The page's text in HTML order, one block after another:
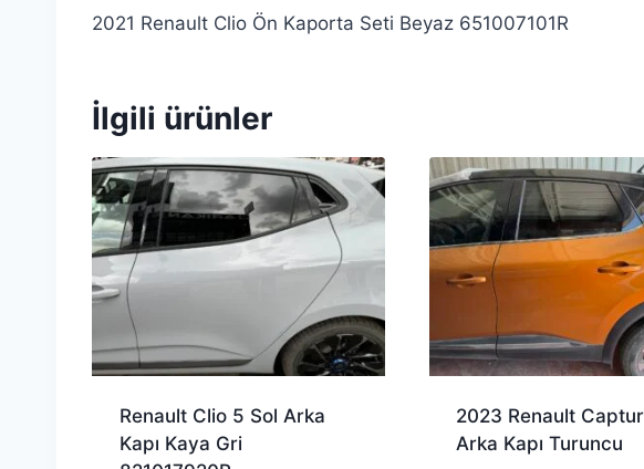
2021 Renault Clio Ön Kaporta Seti Beyaz 651007101R
İlgili ürünler
Renault Clio 5 Sol Arka
Kapı Kaya Gri
2023 Renault
Arka Kapı Turuncu